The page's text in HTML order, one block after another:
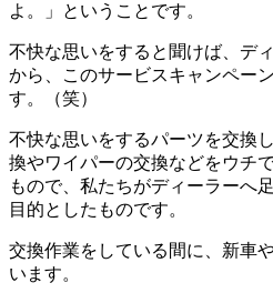
よ。」ということです。
不快な思いをすると聞けば、デ
から、このサービスキャンペー
す。（笑）
不快な思いをするパーツを交換
換やワイパーの交換などをウチ
もので、私たちがディーラーへ
目的としたものです。
交換作業をしている間に、新車
います。